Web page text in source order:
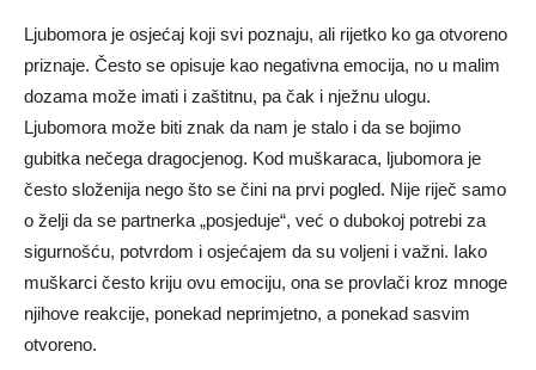
Ljubomora je osjećaj koji svi poznaju, ali rijetko ko ga otvoreno
priznaje. Često se opisuje kao negativna emocija, no u malim
dozama može imati i zaštitnu, pa čak i nježnu ulogu.
Ljubomora može biti znak da nam je stalo i da se bojimo
gubitka nečega dragocjenog. Kod muškaraca, ljubomora je
često složenija nego što se čini na prvi pogled. Nije riječ samo
o želji da se partnerka „posjeduje“, već o dubokoj potrebi za
sigurnošću, potvrdom i osjećajem da su voljeni i važni. Iako
muškarci često kriju ovu emociju, ona se provlači kroz mnoge
njihove reakcije, ponekad neprimjetno, a ponekad sasvim
otvoreno.